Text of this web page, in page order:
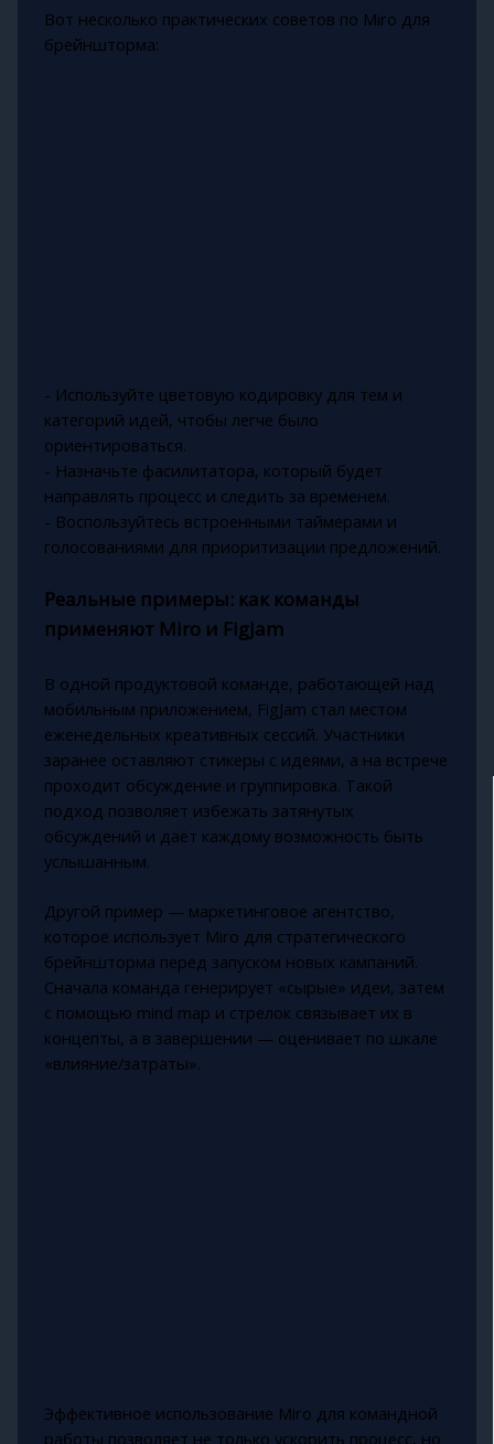
Вот несколько практических советов по Miro для
брейншторма:
- Используйте цветовую кодировку для тем и
категорий идей, чтобы легче было
ориентироваться.
- Назначьте фасилитатора, который будет
направлять процесс и следить за временем.
- Воспользуйтесь встроенными таймерами и
голосованиями для приоритизации предложений.
Реальные примеры: как команды
применяют Miro и FigJam
В одной продуктовой команде, работающей над
мобильным приложением, FigJam стал местом
еженедельных креативных сессий. Участники
заранее оставляют стикеры с идеями, а на встрече
проходит обсуждение и группировка. Такой
подход позволяет избежать затянутых
обсуждений и даёт каждому возможность быть
услышанным.
Другой пример — маркетинговое агентство,
которое использует Miro для стратегического
брейншторма перед запуском новых кампаний.
Сначала команда генерирует «сырые» идеи, затем
с помощью mind map и стрелок связывает их в
концепты, а в завершении — оценивает по шкале
«влияние/затраты».
Эффективное использование Miro для командной
работы позволяет не только ускорить процесс, но